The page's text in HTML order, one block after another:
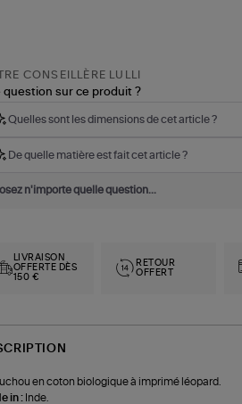
CONSEILLÈRE LULLI
question sur ce produit ?
Quelles sont les dimensions de cet article ?
De quelle matière est fait cet article ?
LIVRAISON
OFFERTE DÈS
150 €
RETOUR
OFFERT
en coton biologique à imprimé léopard.
in : Inde.